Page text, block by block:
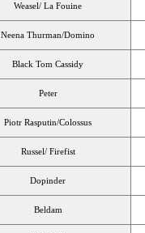
Weasel/ La Fouine
Neena Thurman/Domino
Black Tom Cassidy
Peter
Piotr Rasputin/Colossus
Russel/ Firefist
Dopinder
Beldam